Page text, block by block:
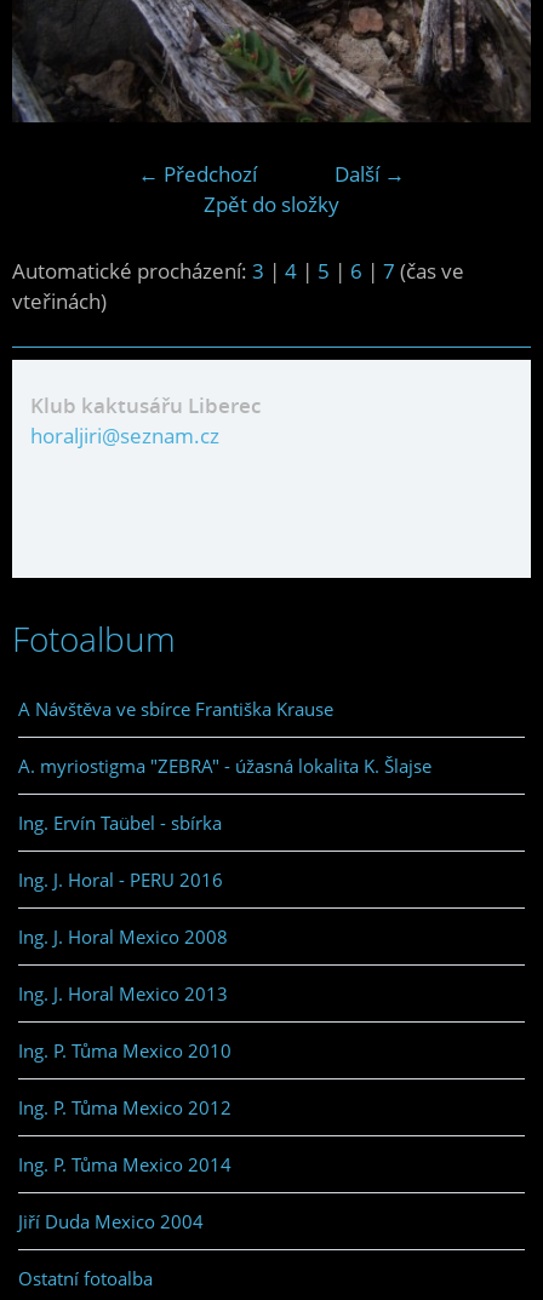
← Předchozí
Další →
Zpět do složky
Automatické procházení: 3 | 4 | 5 | 6 | 7 (čas ve
vteřinách)
Klub kaktusářu Liberec
horaljiri@seznam.cz
Fotoalbum
A Návštěva ve sbírce Františka Krause
A. myriostigma "ZEBRA" - úžasná lokalita K. Šlajse
Ing. Ervín Taübel - sbírka
Ing. J. Horal - PERU 2016
Ing. J. Horal Mexico 2008
Ing. J. Horal Mexico 2013
Ing. P. Tůma Mexico 2010
Ing. P. Tůma Mexico 2012
Ing. P. Tůma Mexico 2014
Jiří Duda Mexico 2004
Ostatní fotoalba